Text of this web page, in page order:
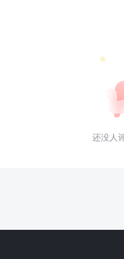
还没人